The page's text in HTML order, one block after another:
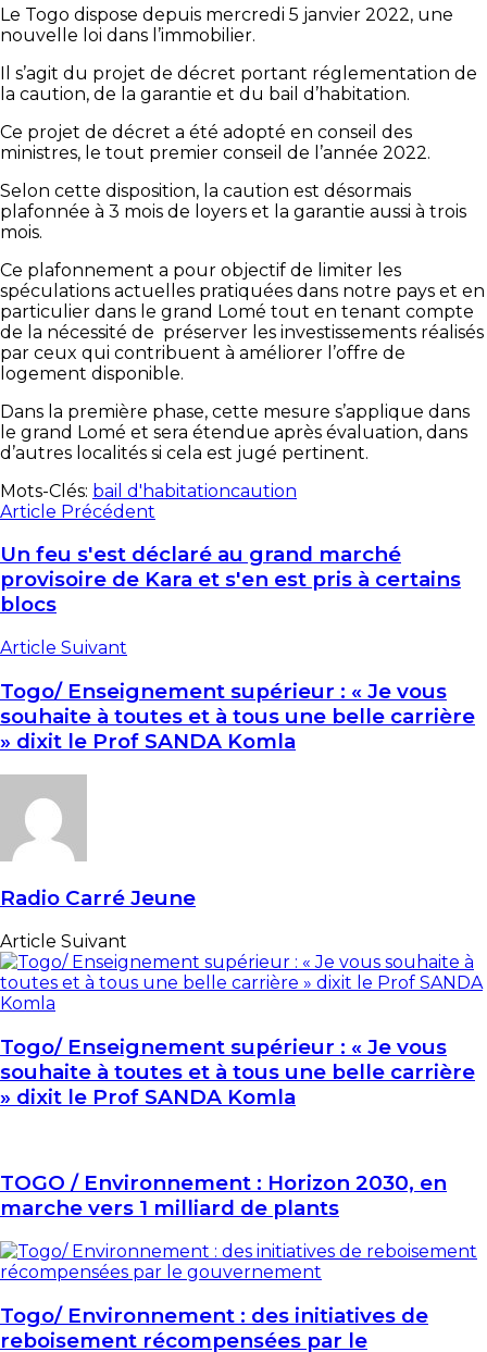
Le Togo dispose depuis mercredi 5 janvier 2022, une
nouvelle loi dans l’immobilier.
Il s’agit du projet de décret portant réglementation de
la caution, de la garantie et du bail d’habitation.
Ce projet de décret a été adopté en conseil des
ministres, le tout premier conseil de l’année 2022.
Selon cette disposition, la caution est désormais
plafonnée à 3 mois de loyers et la garantie aussi à trois
mois.
Ce plafonnement a pour objectif de limiter les
spéculations actuelles pratiquées dans notre pays et en
particulier dans le grand Lomé tout en tenant compte
de la nécessité de préserver les investissements réalisés
par ceux qui contribuent à améliorer l’offre de
logement disponible.
Dans la première phase, cette mesure s’applique dans
le grand Lomé et sera étendue après évaluation, dans
d’autres localités si cela est jugé pertinent.
Mots-Clés: bail d'habitationcaution
Article Précédent
Un feu s'est déclaré au grand marché
provisoire de Kara et s'en est pris à certains
blocs
Article Suivant
Togo/ Enseignement supérieur : « Je vous
souhaite à toutes et à tous une belle carrière
» dixit le Prof SANDA Komla
Radio Carré Jeune
Article Suivant
Togo/ Enseignement supérieur : « Je vous
souhaite à toutes et à tous une belle carrière
» dixit le Prof SANDA Komla
TOGO / Environnement : Horizon 2030, en
marche vers 1 milliard de plants
Togo/ Environnement : des initiatives de
reboisement récompensées par le